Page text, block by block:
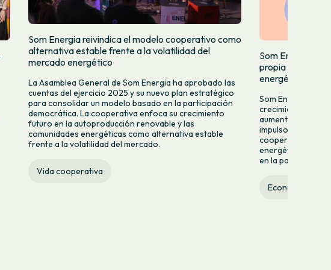
Som Energia reivindica el modelo cooperativo como
alternativa estable frente a la volatilidad del
mercado energético
La Asamblea General de Som Energia ha aprobado las
cuentas del ejercicio 2025 y su nuevo plan estratégico
para consolidar un modelo basado en la participación
democrática. La cooperativa enfoca su crecimiento
futuro en la autoproducción renovable y las
comunidades energéticas como alternativa estable
frente a la volatilidad del mercado.
Vida cooperativa
Som Energia
propia y acelera
energéticas
Som Energia
crecimiento con
aumento del 9,2%
impulso de
cooperativa
energética
en la
Economía social